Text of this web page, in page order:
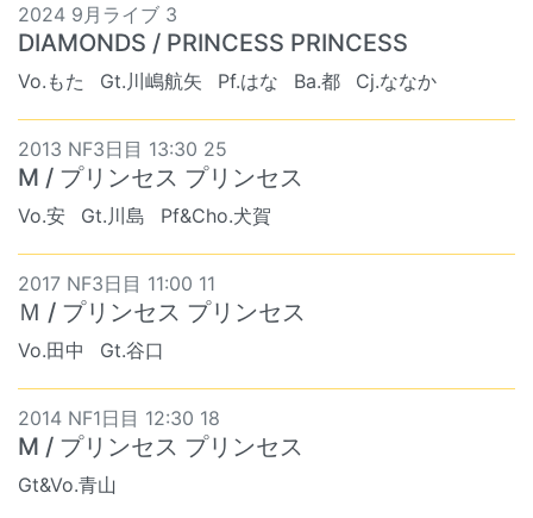
2024 9月ライブ 3
DIAMONDS / PRINCESS PRINCESS
Vo.もた Gt.川嶋航矢 Pf.はな Ba.都 Cj.ななか
2013 NF3日目 13:30 25
M / プリンセス プリンセス
Vo.安 Gt.川島 Pf&Cho.犬賀
2017 NF3日目 11:00 11
Ｍ / プリンセス プリンセス
Vo.田中 Gt.谷口
2014 NF1日目 12:30 18
M / プリンセス プリンセス
Gt&Vo.青山